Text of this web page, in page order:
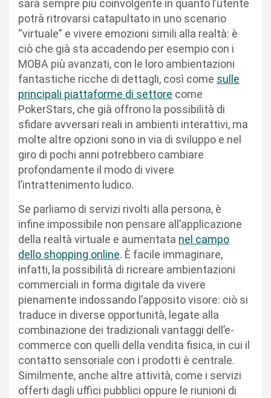
sarà sempre più coinvolgente in quanto l’utente
potrà ritrovarsi catapultato in uno scenario
“virtuale” e vivere emozioni simili alla realtà: è
ciò che già sta accadendo per esempio con i
MOBA più avanzati, con le loro ambientazioni
fantastiche ricche di dettagli, così come sulle
principali piattaforme di settore come
PokerStars, che già offrono la possibilità di
sfidare avversari reali in ambienti interattivi, ma
molte altre opzioni sono in via di sviluppo e nel
giro di pochi anni potrebbero cambiare
profondamente il modo di vivere
l’intrattenimento ludico.
Se parliamo di servizi rivolti alla persona, è
infine impossibile non pensare all’applicazione
della realtà virtuale e aumentata nel campo
dello shopping online. È facile immaginare,
infatti, la possibilità di ricreare ambientazioni
commerciali in forma digitale da vivere
pienamente indossando l’apposito visore: ciò si
traduce in diverse opportunità, legate alla
combinazione dei tradizionali vantaggi dell’e-
commerce con quelli della vendita fisica, in cui il
contatto sensoriale con i prodotti è centrale.
Similmente, anche altre attività, come i servizi
offerti dagli uffici pubblici oppure le riunioni di